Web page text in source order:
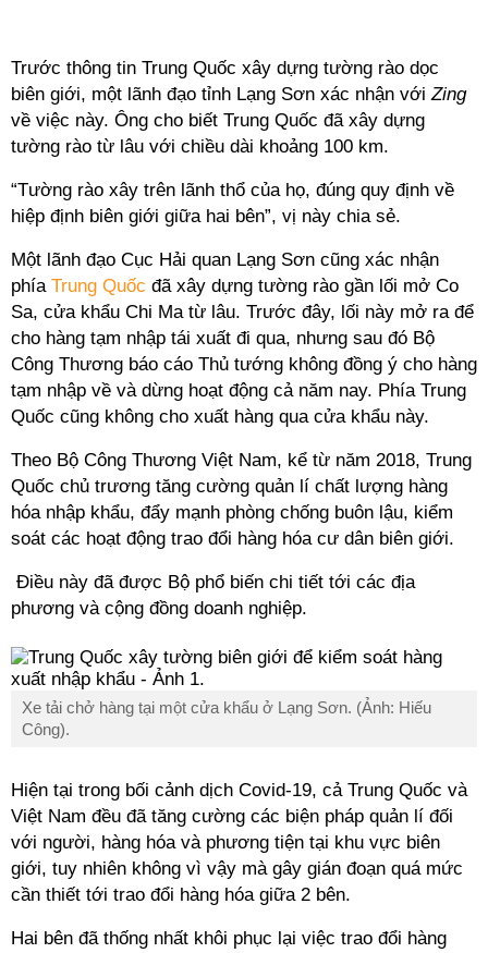
Trước thông tin Trung Quốc xây dựng tường rào dọc
biên giới, một lãnh đạo tỉnh Lạng Sơn xác nhận vớiZing
về việc này. Ông cho biết Trung Quốc đã xây dựng
tường rào từ lâu với chiều dài khoảng 100 km.
“Tường rào xây trên lãnh thổ của họ, đúng quy định về
hiệp định biên giới giữa hai bên”, vị này chia sẻ.
Một lãnh đạo Cục Hải quan Lạng Sơn cũng xác nhận
phía Trung Quốc đã xây dựng tường rào gần lối mở Co
Sa, cửa khẩu Chi Ma từ lâu. Trước đây, lối này mở ra để
cho hàng tạm nhập tái xuất đi qua, nhưng sau đó Bộ
Công Thương báo cáo Thủ tướng không đồng ý cho hàng
tạm nhập về và dừng hoạt động cả năm nay. Phía Trung
Quốc cũng không cho xuất hàng qua cửa khẩu này.
Theo Bộ Công Thương Việt Nam, kể từ năm 2018, Trung
Quốc chủ trương tăng cường quản lí chất lượng hàng
hóa nhập khẩu, đẩy mạnh phòng chống buôn lậu, kiểm
soát các hoạt động trao đổi hàng hóa cư dân biên giới.
Điều này đã được Bộ phổ biến chi tiết tới các địa
phương và cộng đồng doanh nghiệp.
Xe tải chở hàng tại một cửa khẩu ở Lạng Sơn. (Ảnh: Hiếu
Công).
Hiện tại trong bối cảnh dịch Covid-19, cả Trung Quốc và
Việt Nam đều đã tăng cường các biện pháp quản lí đối
với người, hàng hóa và phương tiện tại khu vực biên
giới, tuy nhiên không vì vậy mà gây gián đoạn quá mức
cần thiết tới trao đổi hàng hóa giữa 2 bên.
Hai bên đã thống nhất khôi phục lại việc trao đổi hàng